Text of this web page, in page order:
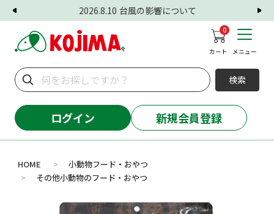
2026.8.10 台風の影響について
0
カート メニュー
検索
ログイン 新規会員登録
HOME > 小動物フード・おやつ
> その他小動物のフード・おやつ